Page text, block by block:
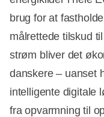
brug for at
målrettede tilskud
strøm bliver det
danskere – uanset
intelligente digitale
fra opvarmning til